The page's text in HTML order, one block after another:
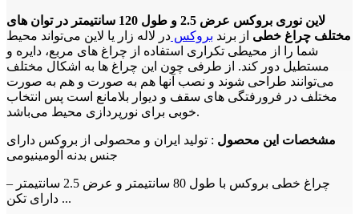
لاین نوری بروکس عرض 2.5 و طول 120 سانتیمتر در توان های
مختلف چراغ خطی از برند بروکس در لاله زار یا لاین می‌تواند محیط
شما را از محیطی تکراری استفاده از چراغ های مربع، دایره و
مستطیل دور کند. از طرفی چون این چراغ ها به اشکال مختلف
می‌توانند طراحی شوند و نصب آنها هم به صورت و هم به صورت
مختلف در فرورفتگی های سقف و دیوار بلامانع است پس انتخاب
خوبی برای نورپردازی محیط می‌باشد.
مشخصات این محصول : تولید ایران و محصولی از بروکس دارای
جنس بدنه آلومینیومی
چراغ خطی بروکس با طول 80 سانتیمتر و عرض 2.5 سانتیمتر –
دارای تکن ...